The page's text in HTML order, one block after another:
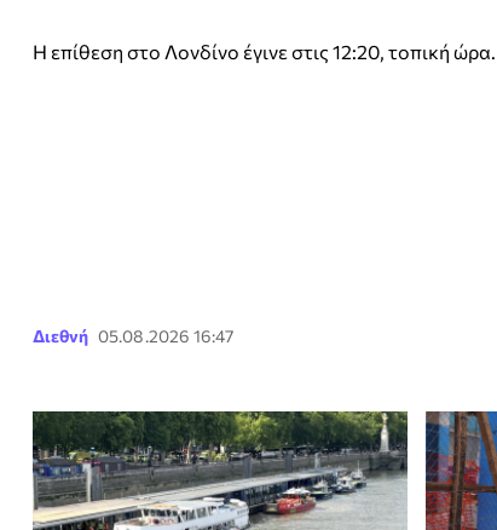
Η επίθεση στο Λονδίνο έγινε στις 12:20, τοπική ώρα.
Διεθνή 05.08.2026 16:47